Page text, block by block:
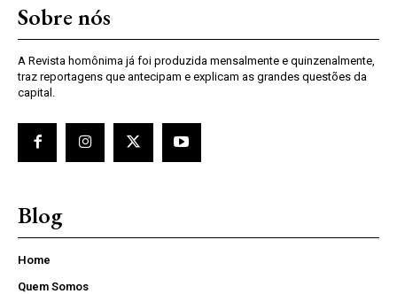
Sobre nós
A Revista homônima já foi produzida mensalmente e quinzenalmente,
traz reportagens que antecipam e explicam as grandes questões da
capital.
Blog
Home
Quem Somos